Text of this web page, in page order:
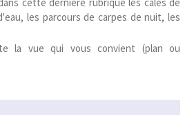
les parcours de carpes de nuit, les
la vue qui vous convient (plan ou